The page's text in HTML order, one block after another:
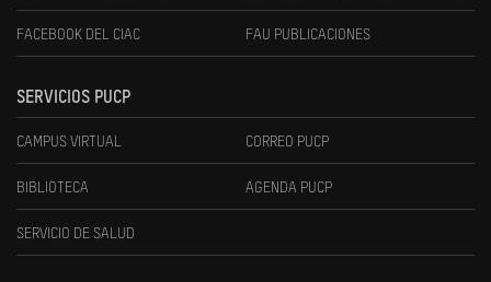
FACEBOOK DEL CIAC FAU PUBLICACIONES
SERVICIOS PUCP
CAMPUS VIRTUAL CORREO PUCP
BIBLIOTECA AGENDA PUCP
SERVICIO DE SALUD